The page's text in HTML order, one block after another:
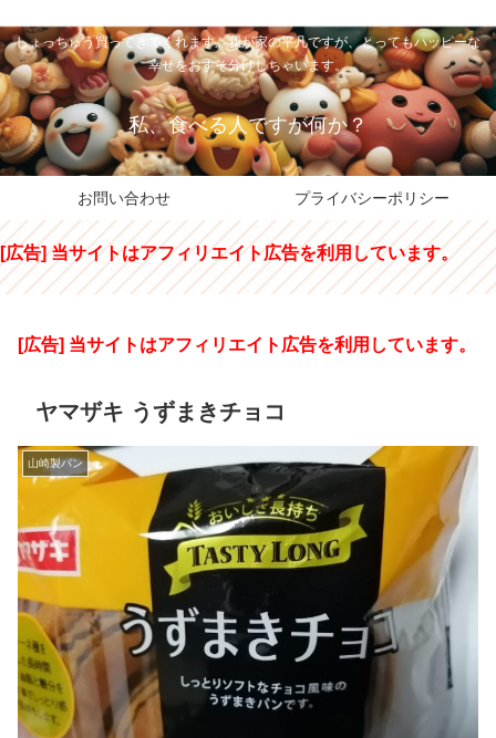
しょっちゅう買ってきてくれます。我が家の平凡ですが、とってもハッピーな
幸せをおすそ分けしちゃいます。
私、食べる人ですが何か？
お問い合わせ プライバシーポリシー
[広告] 当サイトはアフィリエイト広告を利用しています。
[広告] 当サイトはアフィリエイト広告を利用しています。
ヤマザキ うずまきチョコ
山崎製パン